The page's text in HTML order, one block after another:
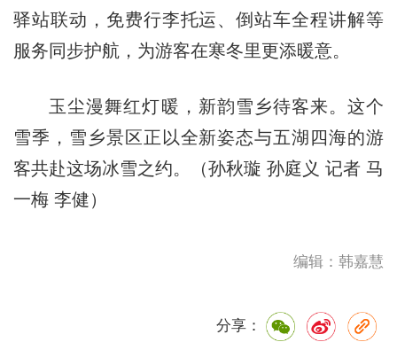
驿站联动，免费行李托运、倒站车全程讲解等
服务同步护航，为游客在寒冬里更添暖意。
玉尘漫舞红灯暖，新韵雪乡待客来。这个
雪季，雪乡景区正以全新姿态与五湖四海的游
客共赴这场冰雪之约。（孙秋璇 孙庭义 记者 马
一梅 李健）
编辑：韩嘉慧
分享：